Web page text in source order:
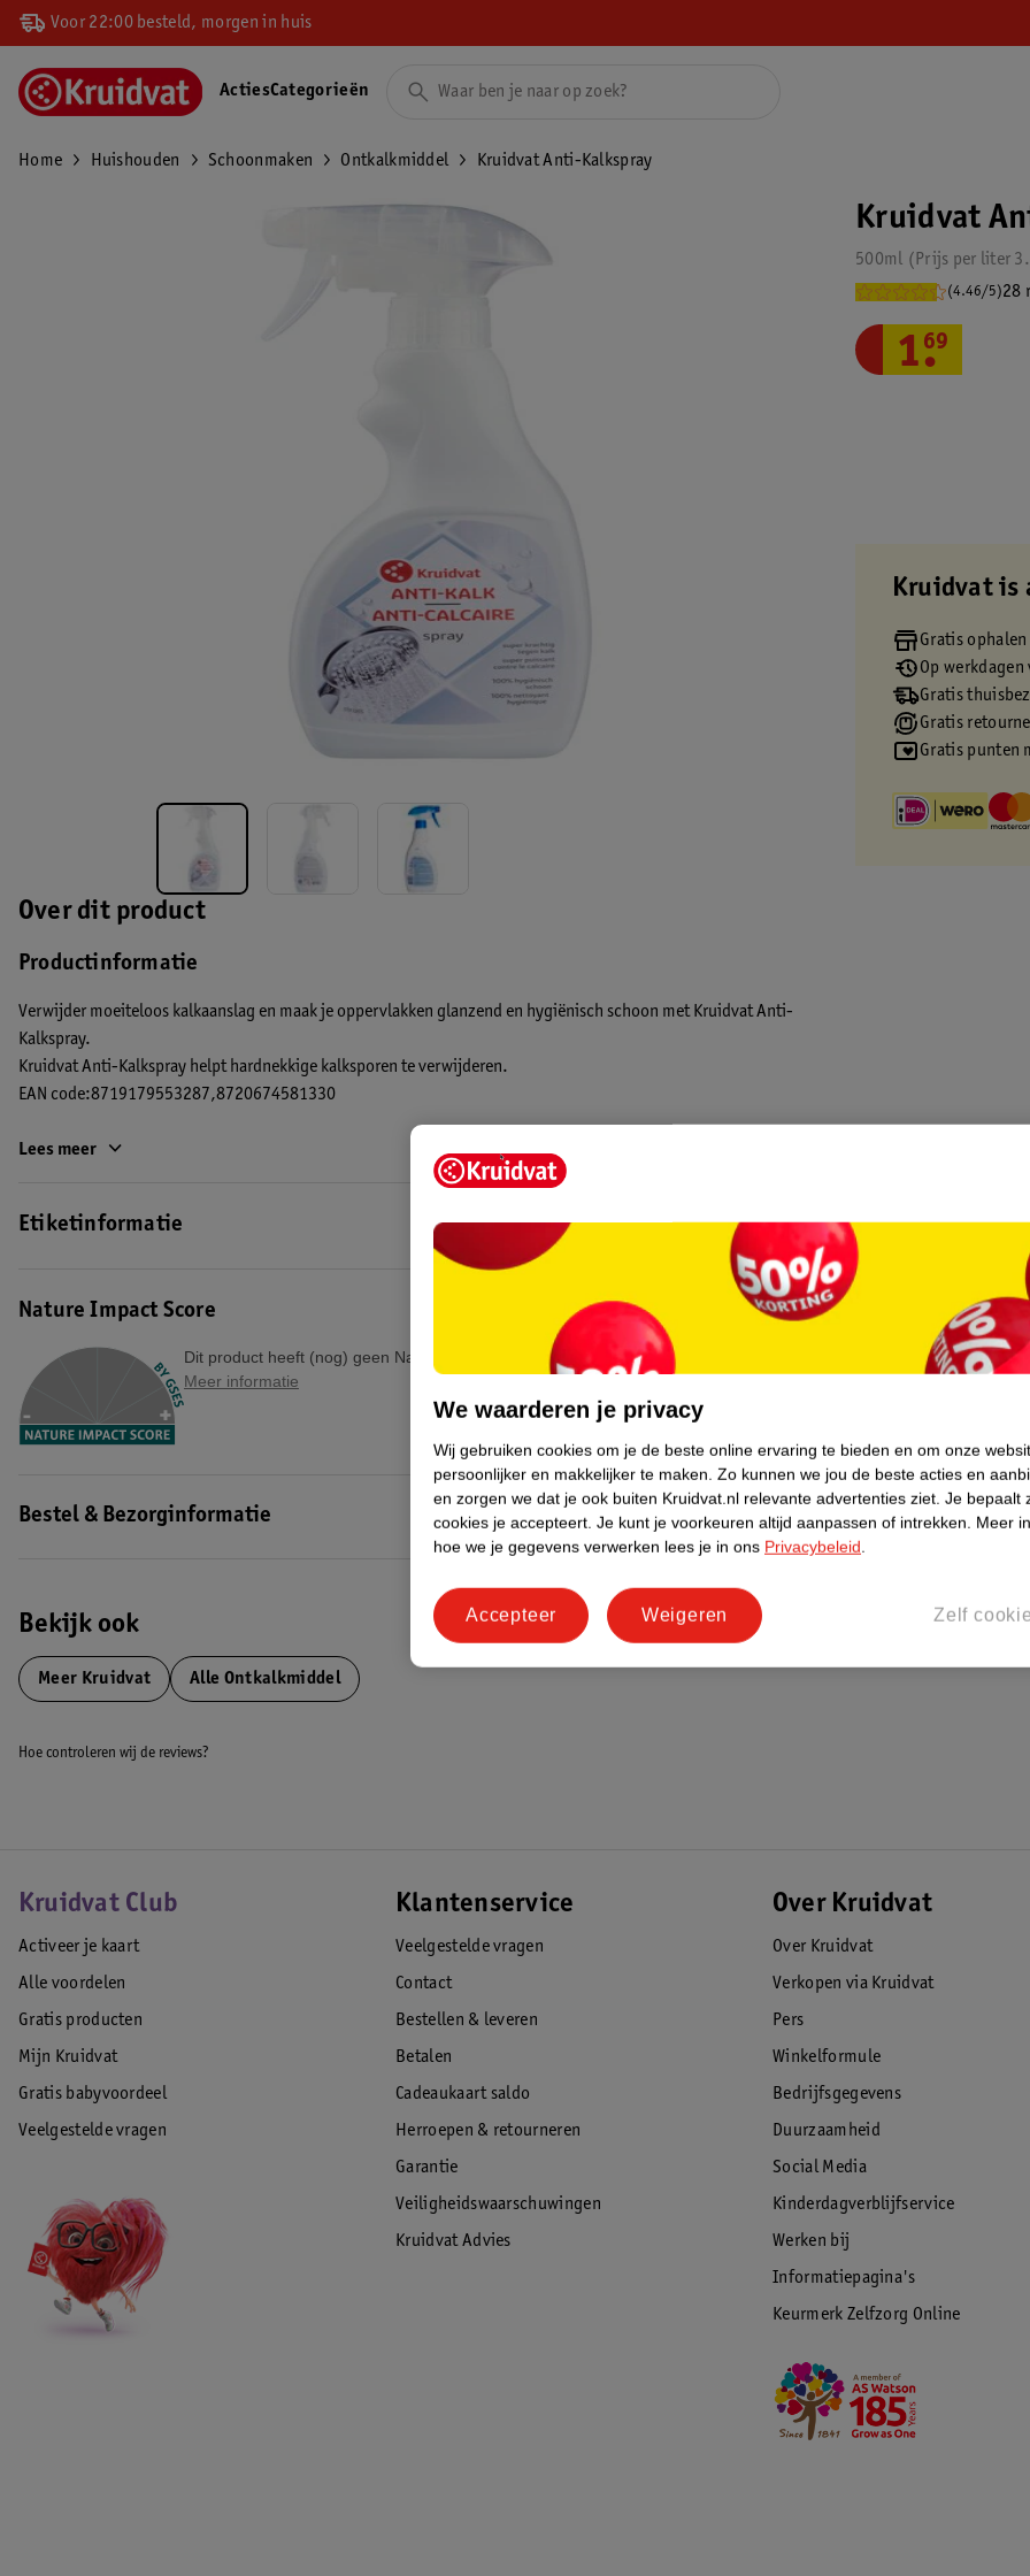
Voor 22:00 besteld, morgen in huis
ActiesCategorieën
Home Huishouden Schoonmaken Ontkalkmiddel Kruidvat Anti-Kalkspray
Over dit product
Productinformatie
Verwijder moeiteloos kalkaanslag en maak je oppervlakken glanzend en hygiënisch schoon met Kruidvat Anti-
Kalkspray.
Kruidvat Anti-Kalkspray helpt hardnekkige kalksporen te verwijderen.
EAN code:8719179553287,8720674581330
Lees meer
Etiketinformatie
Nature Impact Score
Dit product heeft (nog) geen Nature Impact Score.
Meer informatie
Bestel & Bezorginformatie
Bekijk ook
Meer Kruidvat Alle Ontkalkmiddel
Kruidvat
500ml Prijs per liter
(4.46/5)28
1.
69
Kruidvat is
Gratis
Op
Gratis
Gratis
Gratis punten
Hoe controleren wij de reviews?
Kruidvat Club
Activeer je kaart
Alle voordelen
Gratis producten
Mijn Kruidvat
Gratis babyvoordeel
Veelgestelde vragen
Klantenservice
Veelgestelde vragen
Contact
Bestellen & leveren
Betalen
Cadeaukaart saldo
Herroepen & retourneren
Garantie
Veiligheidswaarschuwingen
Kruidvat Advies
Over Kruidvat
Over Kruidvat
Verkopen via Kruidvat
Pers
Winkelformule
Bedrijfsgegevens
Duurzaamheid
Social Media
Kinderdagverblijfservice
Werken bij
Informatiepagina's
Keurmerk Zelfzorg Online
We waarderen je privacy
Wij gebruiken cookies om je de beste online ervaring te bieden en om onze
persoonlijker en makkelijker te maken. Zo kunnen we jou de beste acties en
en zorgen we dat je ook buiten Kruidvat.nl relevante advertenties ziet. Je bepaalt
cookies je accepteert. Je kunt je voorkeuren altijd aanpassen of intrekken. Meer
hoe we je gegevens verwerken lees je in ons Privacybeleid.
Zelf
Weigeren
Accepteer